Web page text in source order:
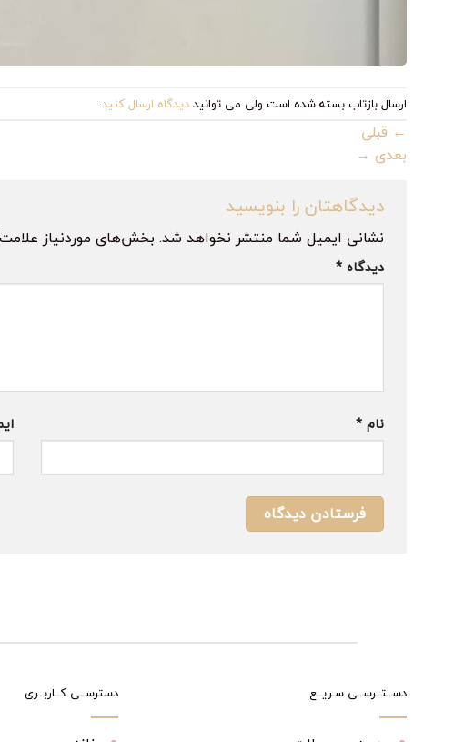
ارسال بازتاب بسته شده است ولی می توانیددیدگاه ارسال کنید.
← قبلی
بعدی →
دیدگاهتان را بنویسید
نشانی ایمیل شما منتشر نخواهد شد. بخش‌های موردنیاز
دیدگاه *
نام *
دســتــرســی سـریــع دسترســی کــاربــری